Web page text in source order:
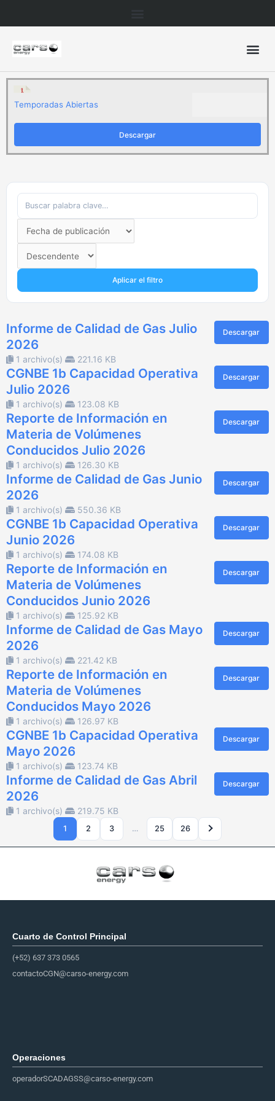
Temporadas Abiertas
Descargar
Aplicar el filtro
Informe de Calidad de Gas Julio
2026
1 archivo(s) 221.16 KB
Descargar
CGNBE 1b Capacidad Operativa
Julio 2026
1 archivo(s) 123.08 KB
Descargar
Reporte de Información en
Materia de Volúmenes
Conducidos Julio 2026
1 archivo(s) 126.30 KB
Descargar
Informe de Calidad de Gas Junio
2026
1 archivo(s) 550.36 KB
Descargar
CGNBE 1b Capacidad Operativa
Junio 2026
1 archivo(s) 174.08 KB
Descargar
Reporte de Información en
Materia de Volúmenes
Conducidos Junio 2026
1 archivo(s) 125.92 KB
Descargar
Informe de Calidad de Gas Mayo
2026
1 archivo(s) 221.42 KB
Descargar
Reporte de Información en
Materia de Volúmenes
Conducidos Mayo 2026
1 archivo(s) 126.97 KB
Descargar
CGNBE 1b Capacidad Operativa
Mayo 2026
1 archivo(s) 123.74 KB
Descargar
Informe de Calidad de Gas Abril
2026
1 archivo(s) 219.75 KB
Descargar
1 2 3 … 25 26
Cuarto de Control Principal​
(+52) 637 373 0565
contactoCGN@carso-energy.com
Operaciones
operadorSCADAGSS@carso-energy.com